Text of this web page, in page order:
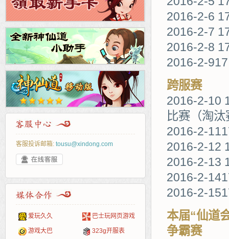
客服投诉邮箱: tousu@xindong.com
爱玩久久 巴士玩网页游戏
游戏大巴 323g开服表
页游网
腾讯游戏
多玩
pcgame
游一游
游侠网页游戏
开服网
斗蟹网页游戏
2016-2-6
2016-2-7
2016-2-8
2016-2-
跨服赛
2016-2-10
比赛（淘
2016-2-
2016-2-12
2016-2-13
2016-2-
2016-2-
本届“仙道
争霸赛